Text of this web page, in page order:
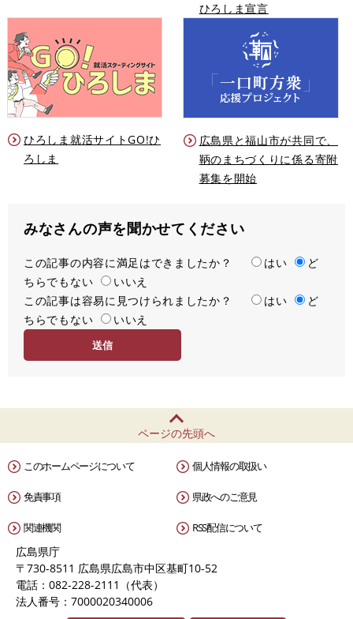
ひろしま宣言
ひろしま就活サイトGO!ひ
ろしま
広島県と福山市が共同で、
鞆のまちづくりに係る寄附
募集を開始
みなさんの声を聞かせてください
満
足
度
この記事の内容に満足はできましたか？ はい
ど
ちらでもない
いいえ
容
易
この記事は容易に見つけられましたか？ はい
ど
ちらでもない
いいえ
ページの先頭へ
このホームページについて 個人情報の取扱い
免責事項 県政へのご意見
関連機関 RSS配信について
広島県庁
〒730-8511 広島県広島市中区基町10-52
電話：082-228-2111（代表）
法人番号：7000020340006